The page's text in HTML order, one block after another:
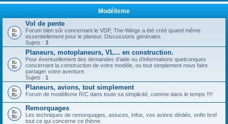
Modélisme
Vol de pente
Forum bien sûr concernant le VDP, The-Wings a été créé quand même
essentiellement pour le planeur. Discussions générales
Sujets : 3
Planeurs, motoplaneurs, VL... en construction.
Pour éventuellement des demandes d'aide ou d’informations quelconques
concernant la construction de votre modèle, ou tout simplement nous faire
partager votre aventure.
Sujets : 1
Planeurs, avions, tout simplement
Forum de modélisme R/C dans toute sa simplicité, comme dans le temps !!!!
Remorquages
Les techniques de remorquages, astuces, infos, vos avions dédiés, enfin bref
tout ce qui concerne ce thème.